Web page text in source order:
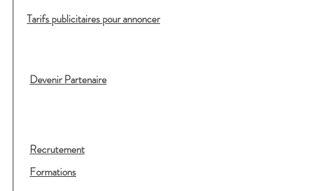
Tarifs publicitaires pour annoncer
Devenir Partenaire
Recrutement
Formations